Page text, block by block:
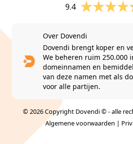
9.4
Over Dovendi
Dovendi brengt koper en
We beheren ruim 250.000
domeinnamen en
van deze namen met als
voor alle partijen.
© 2026 Copyright Dovendi © - alle
Algemene voorwaarden |